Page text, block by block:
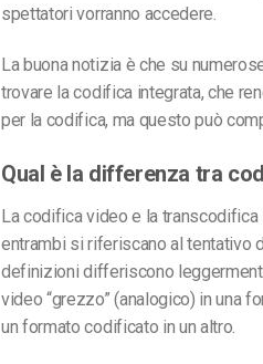
spettatori vorranno accedere.
La buona notizia è che su
trovare la codifica integrata, che
per la codifica, ma questo può
Qual è la differenza tra
La codifica video e la
entrambi si riferiscano al tentativo
definizioni differiscono
video “grezzo” (analogico) in una
un formato codificato in un altro.